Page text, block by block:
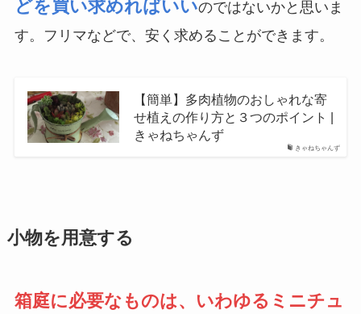
どを買い求めればいいのではないかと思いま
す。フリマなどで、安く求めることができます。
きゃねちゃんず
【簡単】多肉植物のおしゃれな寄
せ植えの作り方と３つのポイント |
きゃねちゃんず
小物を用意する
箱庭に必要なものは、いわゆるミニチュ